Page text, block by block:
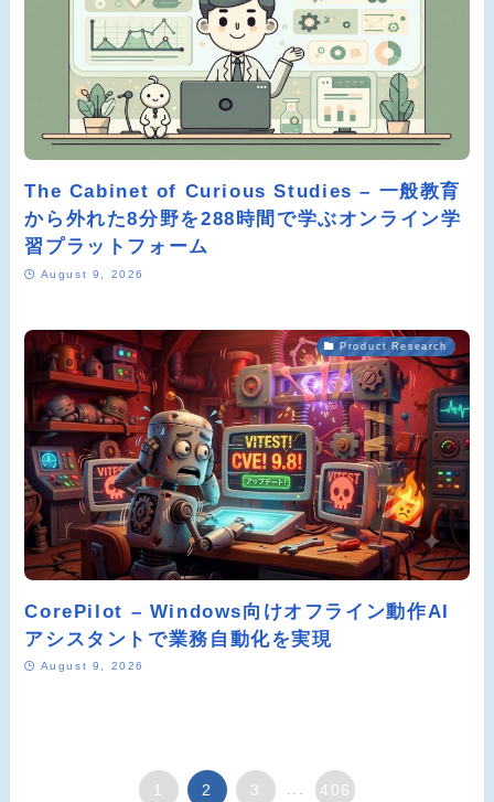
The Cabinet of Curious Studies – 一般教育
から外れた8分野を288時間で学ぶオンライン学
習プラットフォーム
August 9, 2026
Product Research
CorePilot – Windows向けオフライン動作AI
アシスタントで業務自動化を実現
August 9, 2026
1 2 3 406